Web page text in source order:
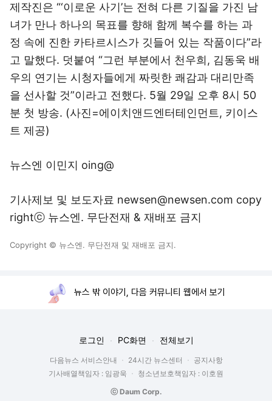
제작진은 “‘이로운 사기’는 전혀 다른 기질을 가진 남
녀가 만나 하나의 목표를 향해 함께 복수를 하는 과
정 속에 진한 카타르시스가 깃들어 있는 작품이다”라
고 말했다. 덧붙여 “그런 부분에서 천우희, 김동욱 배
우의 연기는 시청자들에게 짜릿한 쾌감과 대리만족
을 선사할 것”이라고 전했다. 5월 29일 오후 8시 50
분 첫 방송. (사진=에이치앤드엔터테인먼트, 키이스
트 제공)
뉴스엔 이민지 oing@
기사제보 및 보도자료 newsen@newsen.com copy
rightⓒ 뉴스엔. 무단전재 & 재배포 금지
Copyright © 뉴스엔. 무단전재 및 재배포 금지.
뉴스 밖 이야기, 다음 커뮤니티 웹에서 보기
로그인 PC화면 전체보기
다음뉴스 서비스안내 24시간 뉴스센터
공지사항
기사배열책임자 : 임광욱
청소년보호책임자 : 이호원
ⓒ Daum Corp.